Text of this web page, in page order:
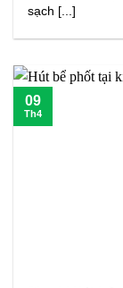
sạch [...]
09
Th4